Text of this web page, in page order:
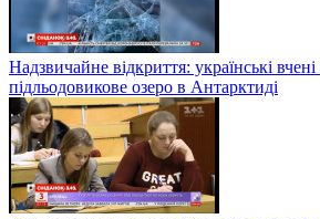
Надзвичайне відкриття: українські
підльодовикове озеро в Антарктиді